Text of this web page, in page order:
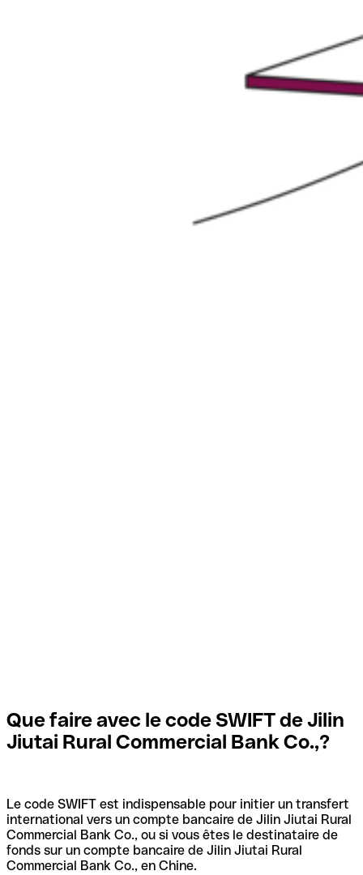
Que faire avec le code SWIFT de Jilin
Jiutai Rural Commercial Bank Co.,?
Le code SWIFT est indispensable pour initier un transfert
international vers un compte bancaire de Jilin Jiutai Rural
Commercial Bank Co., ou si vous êtes le destinataire de
fonds sur un compte bancaire de Jilin Jiutai Rural
Commercial Bank Co., en Chine.